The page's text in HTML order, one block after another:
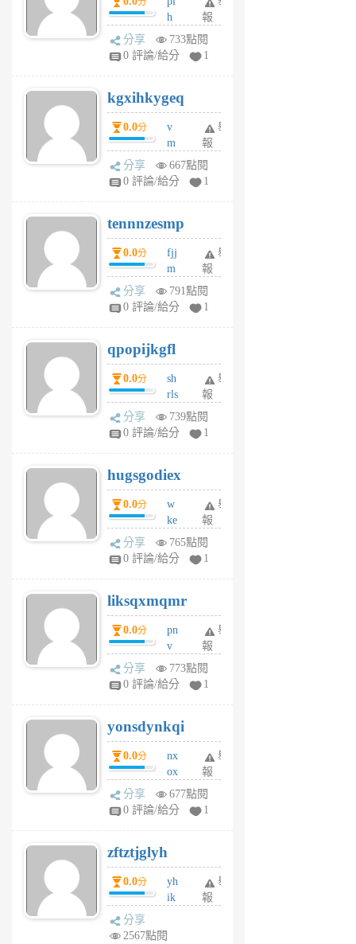
前
前
h
wi
w
6
個
月
前
報
分享
733點閱
0 評論/給分
1
kgxihkygeq
0.0分
v
m
sg
sr
6
個
月
前
舉
報
分享
667點閱
0 評論/給分
1
tennnzesmp
0.0分
fjj
m
w
rs
6
個
月
前
舉
報
分享
791點閱
0 評論/給分
1
qpopijkgfl
0.0分
sh
rls
k
m
6
個
月
前
舉
報
分享
739點閱
0 評論/給分
1
hugsgodiex
0.0分
w
ke
rv
pj
6
個
月
前
舉
報
分享
765點閱
0 評論/給分
1
liksqxmqmr
0.0分
pn
v
wt
sv
6
個
月
前
舉
報
分享
773點閱
0 評論/給分
1
yonsdynkqi
0.0分
nx
ox
rh
pe
月
前
舉
報
分享
677點閱
0 評論/給分
1
zftztjglyh
0.0分
yh
ik
舉
報
分享
2567點閱